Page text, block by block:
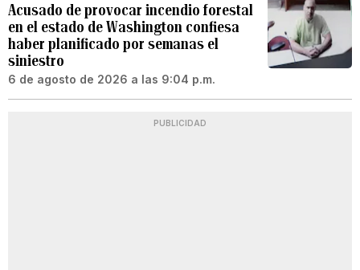
Acusado de provocar incendio forestal
en el estado de Washington confiesa
haber planificado por semanas el
siniestro
6 de agosto de 2026 a las 9:04 p.m.
PUBLICIDAD